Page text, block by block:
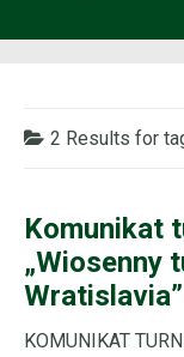
2 Results for
Komunikat
„Wiosenny
Wratislavia”
KOMUNIKAT